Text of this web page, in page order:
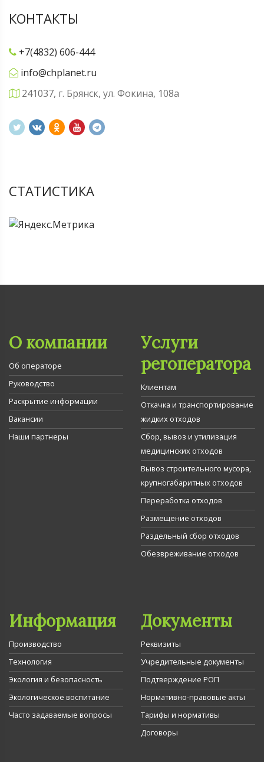
КОНТАКТЫ
+7(4832) 606-444
info@chplanet.ru
241037, г. Брянск, ул. Фокина, 108а
СТАТИСТИКА
О компании
Об операторе
Руководство
Раскрытие информации
Вакансии
Наши партнеры
Услуги
регоператора
Клиентам
Откачка и транспортирование
жидких отходов
Сбор, вывоз и утилизация
медицинских отходов
Вывоз строительного мусора,
крупногабаритных отходов
Переработка отходов
Размещение отходов
Раздельный сбор отходов
Обезвреживание отходов
Информация
Производство
Технология
Экология и безопасность
Экологическое воспитание
Часто задаваемые вопросы
Документы
Реквизиты
Учредительные документы
Подтверждение РОП
Нормативно-правовые акты
Тарифы и нормативы
Договоры